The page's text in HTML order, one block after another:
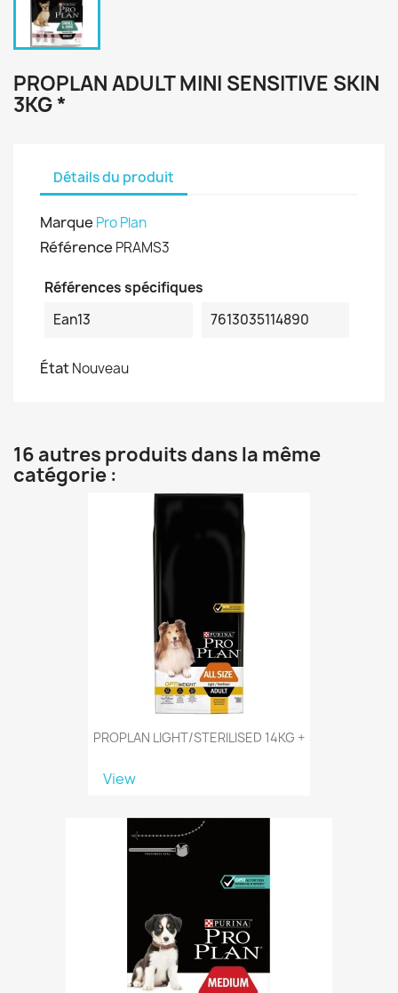
PROPLAN ADULT MINI SENSITIVE SKIN
3KG *
Détails du produit
Marque Pro Plan
Référence PRAMS3
Références spécifiques
Ean13
7613035114890
ÉtatNouveau
16 autres produits dans la même
catégorie :
PROPLAN LIGHT/STERILISED 14KG +
View